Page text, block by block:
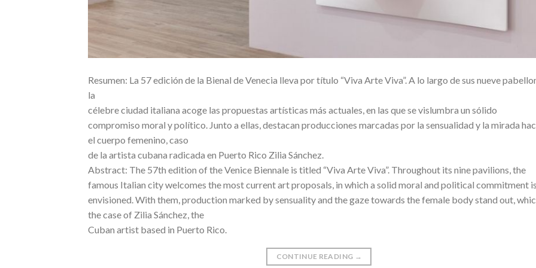
Resumen: La 57 edición de la Bienal de Venecia lleva por título “Viva Arte Viva”. A lo largo de sus nueve
la
célebre ciudad italiana acoge las propuestas artísticas más actuales, en las que se vislumbra un sólido
compromiso moral y político. Junto a ellas, destacan producciones marcadas por la sensualidad y la mirada
el cuerpo femenino, caso
de la artista cubana radicada en Puerto Rico Zilia Sánchez.
Abstract: The 57th edition of the Venice Biennale is titled “Viva Arte Viva”. Throughout its nine pavilions, the
famous Italian city welcomes the most current art proposals, in which a solid moral and political commitment is
envisioned. With them, production marked by sensuality and the gaze towards the female body stand out,
the case of Zilia Sánchez, the
Cuban artist based in Puerto Rico.
CONTINUE READING →